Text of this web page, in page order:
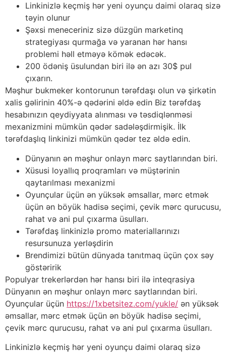
Linkinizlə keçmiş hər yeni oyunçu daimi olaraq sizə
təyin olunur
Şəxsi meneceriniz sizə düzgün marketinq
strategiyası qurmağa və yaranan hər hansı
problemi həll etməyə kömək edəcək.
200 ödəniş üsulundan biri ilə ən azı 30$ pul
çıxarın.
Məşhur bukmeker kontorunun tərəfdaşı olun və şirkətin
xalis gəlirinin 40%-ə qədərini əldə edin Biz tərəfdaş
hesabınızın qeydiyyata alınması və təsdiqlənməsi
mexanizmini mümkün qədər sadələşdirmişik. İlk
tərəfdaşlıq linkinizi mümkün qədər tez əldə edin.
Dünyanın ən məşhur onlayn mərc saytlarından biri.
Xüsusi loyallıq proqramları və müştərinin
qaytarılması mexanizmi
Oyunçular üçün ən yüksək əmsallar, mərc etmək
üçün ən böyük hadisə seçimi, çevik mərc qurucusu,
rahat və ani pul çıxarma üsulları.
Tərəfdaş linkinizlə promo materiallarınızı
resursunuza yerləşdirin
Brendimizi bütün dünyada tanıtmaq üçün çox səy
göstəririk
Populyar trekerlərdən hər hansı biri ilə inteqrasiya
Dünyanın ən məşhur onlayn mərc saytlarından biri.
Oyunçular üçün https://1xbetsitez.com/yukle/ ən yüksək
əmsallar, mərc etmək üçün ən böyük hadisə seçimi,
çevik mərc qurucusu, rahat və ani pul çıxarma üsulları.
Linkinizlə keçmiş hər yeni oyunçu daimi olaraq sizə